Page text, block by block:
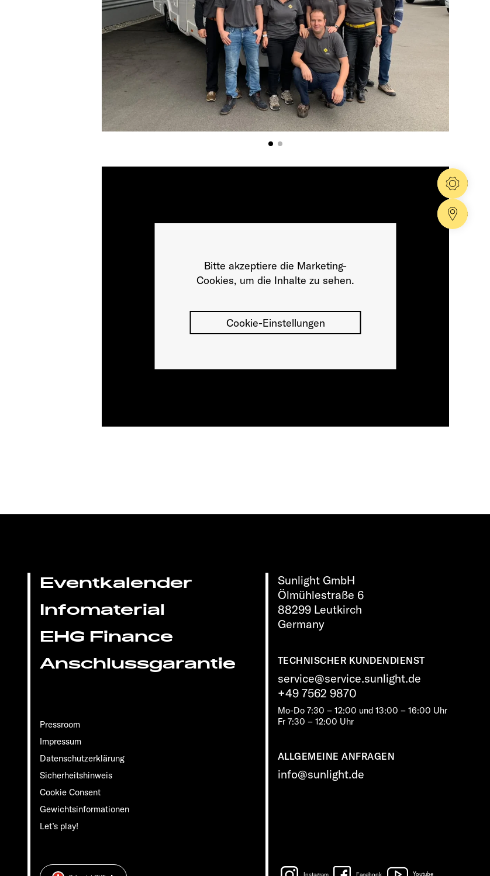
Bitte akzeptiere die Marketing-
Cookies, um die Inhalte zu sehen.
Cookie-Einstellungen
Sunlight GmbH
Ölmühlestraße 6
88299 Leutkirch
Germany
TECHNISCHER KUNDENDIENST
service@service.sunlight.de
+49 7562 9870
Mo-Do 7:30 – 12:00 und 13:00 – 16:00 Uhr
Fr 7:30 – 12:00 Uhr
ALLGEMEINE ANFRAGEN
info@sunlight.de
Eventkalender
Infomaterial
EHG Finance
Anschlussgarantie
Pressroom
Impressum
Datenschutzerklärung
Sicherheitshinweis
Cookie Consent
Gewichts­informationen
Let’s play!
Instagram Facebook Youtube